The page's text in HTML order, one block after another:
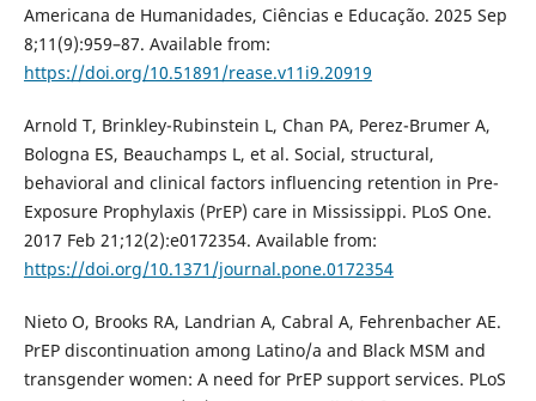
Americana de Humanidades, Ciências e Educação. 2025 Sep
8;11(9):959–87. Available from:
https://doi.org/10.51891/rease.v11i9.20919
Arnold T, Brinkley-Rubinstein L, Chan PA, Perez-Brumer A,
Bologna ES, Beauchamps L, et al. Social, structural,
behavioral and clinical factors influencing retention in Pre-
Exposure Prophylaxis (PrEP) care in Mississippi. PLoS One.
2017 Feb 21;12(2):e0172354. Available from:
https://doi.org/10.1371/journal.pone.0172354
Nieto O, Brooks RA, Landrian A, Cabral A, Fehrenbacher AE.
PrEP discontinuation among Latino/a and Black MSM and
transgender women: A need for PrEP support services. PLoS